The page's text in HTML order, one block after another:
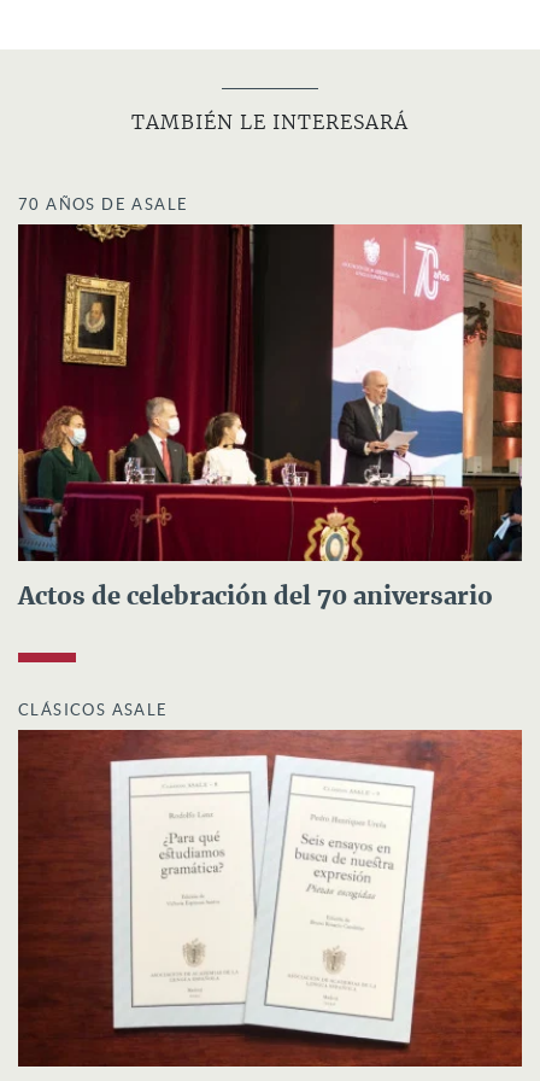
«La profesora universitaria Elina Miranda: una mujer de
«Elina Miranda, destacada profesora universitaria»
Rebelde, 21 de diciembre de 2012.
«Maria Elina Miranda: de cara el mundo clásico». Opus
Habana, 21 de abril de 2009.
TAMBIÉN LE INTERESARÁ
70 AÑOS DE ASALE
Actos de celebración del 70 aniversario
CLÁSICOS ASALE